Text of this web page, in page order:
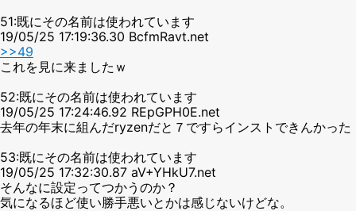
51:既にその名前は使われています
19/05/25 17:19:36.30 BcfmRavt.net
>>49
これを見に来ましたｗ
52:既にその名前は使われています
19/05/25 17:24:46.92 REpGPH0E.net
去年の年末に組んだryzenだと７ですらインストできんかった
53:既にその名前は使われています
19/05/25 17:32:30.87 aV+YHkU7.net
そんなに設定ってつかうのか？
気になるほど使い勝手悪いとかは感じないけどな。